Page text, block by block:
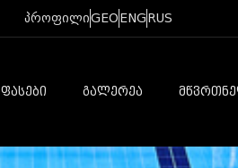
პროფილიGEOENGRUS
ᲤᲐᲡᲔᲑᲘ ᲒᲐᲚᲔᲠᲔᲐ